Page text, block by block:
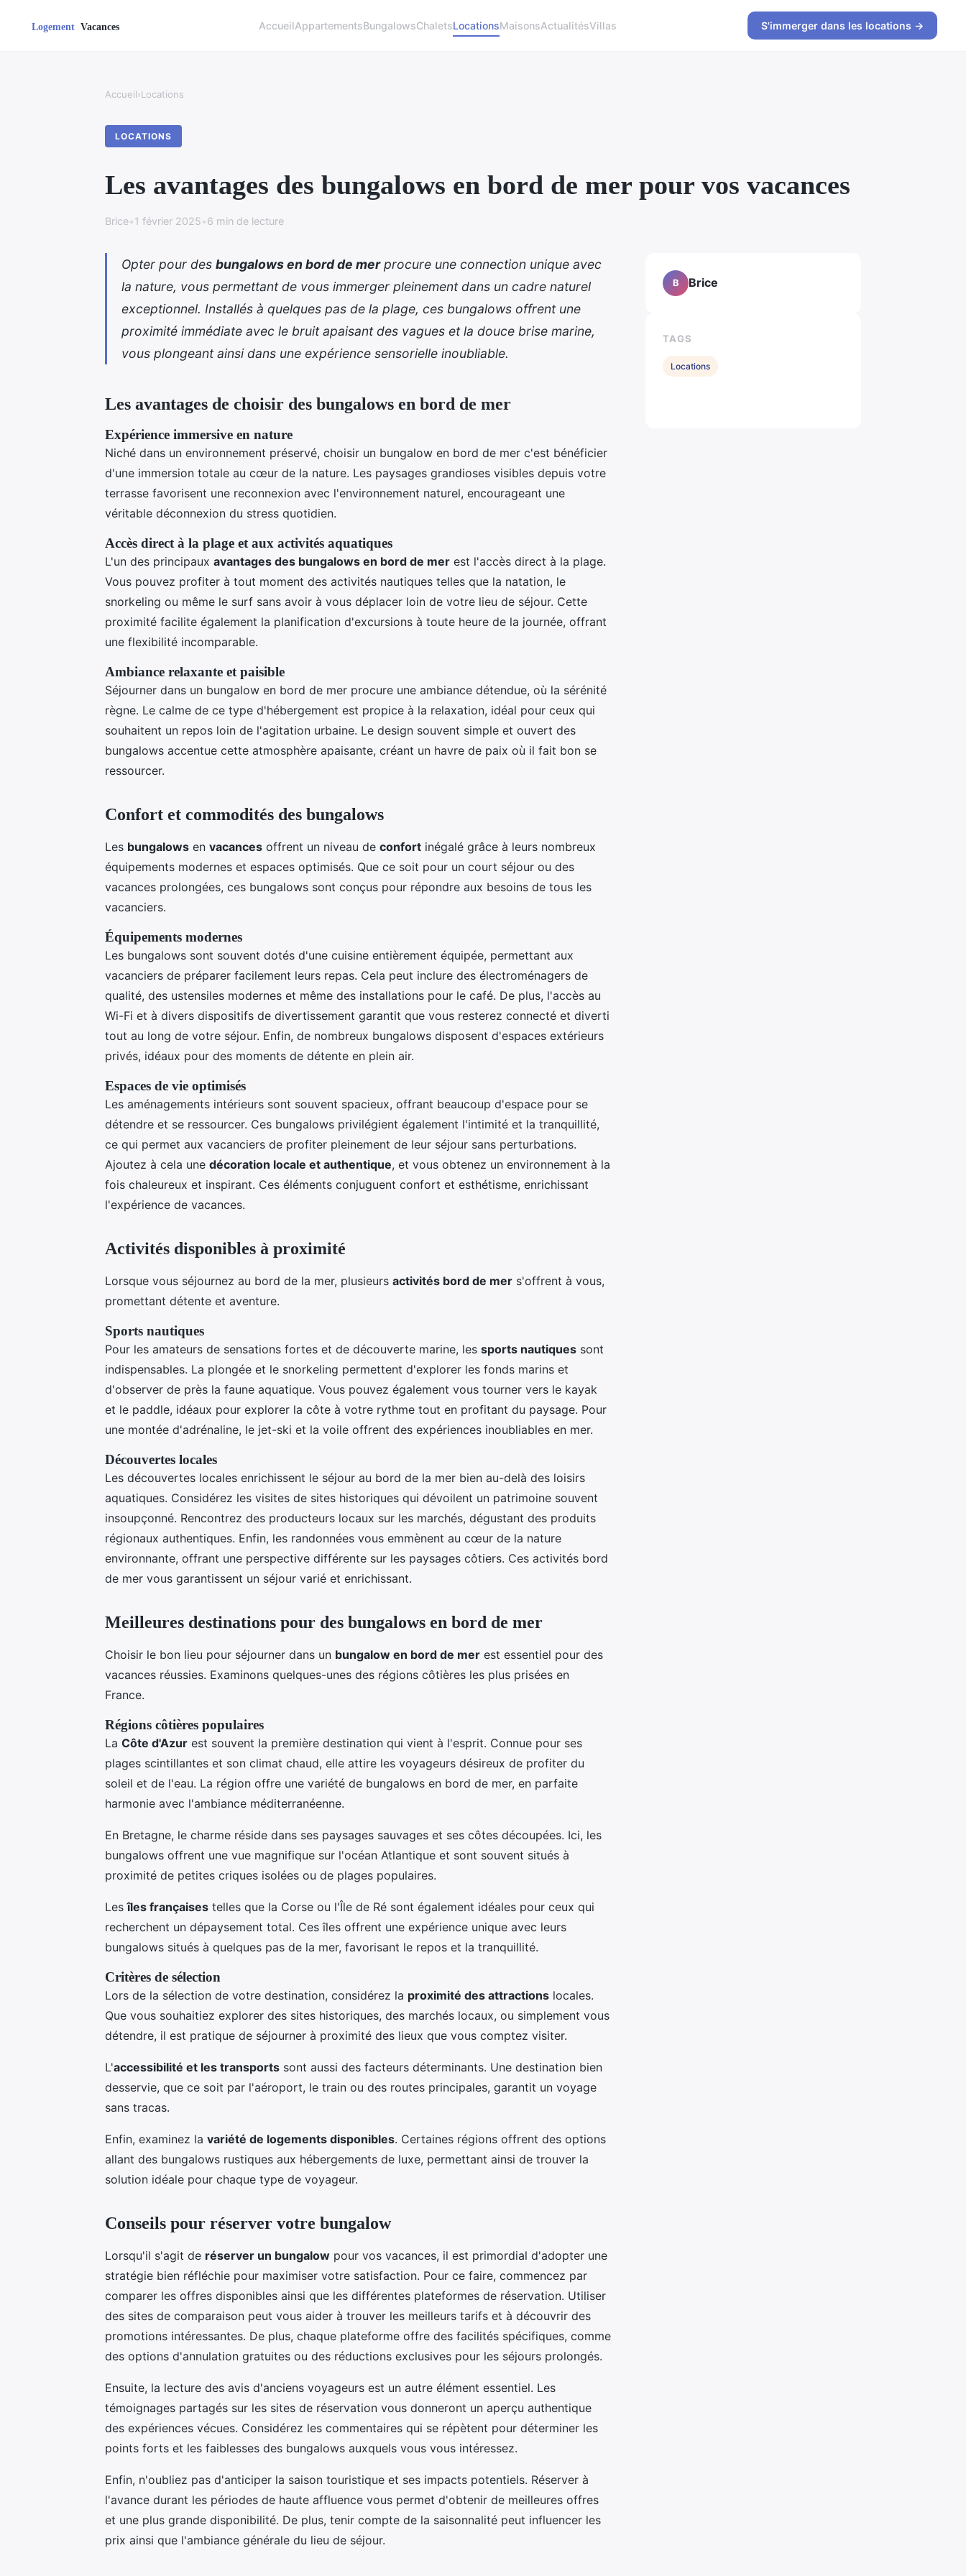
AccueilAppartementsBungalowsChaletsLocationsMaisonsActualitésVillas S'immerger dans les locations →
Accueil›Locations
LOCATIONS
Les avantages des bungalows en bord de mer pour vos vacances
Brice•1 février 2025•6 min de lecture
Opter pour des bungalows en bord de merprocure une connection unique avec
la nature, vous permettant de vous immerger pleinement dans un cadre naturel
exceptionnel. Installés à quelques pas de la plage, ces bungalows offrent une
proximité immédiate avec le bruit apaisant des vagues et la douce brise marine,
vous plongeant ainsi dans une expérience sensorielle inoubliable.
Les avantages de choisir des bungalows en bord de mer
Expérience immersive en nature
Niché dans un environnement préservé, choisir un bungalow en bord de mer c'est bénéficier
d'une immersion totale au cœur de la nature. Les paysages grandioses visibles depuis votre
terrasse favorisent une reconnexion avec l'environnement naturel, encourageant une
véritable déconnexion du stress quotidien.
Accès direct à la plage et aux activités aquatiques
L'un des principaux avantages des bungalows en bord de mer est l'accès direct à la plage.
Vous pouvez profiter à tout moment des activités nautiques telles que la natation, le
snorkeling ou même le surf sans avoir à vous déplacer loin de votre lieu de séjour. Cette
proximité facilite également la planification d'excursions à toute heure de la journée, offrant
une flexibilité incomparable.
Ambiance relaxante et paisible
Séjourner dans un bungalow en bord de mer procure une ambiance détendue, où la sérénité
règne. Le calme de ce type d'hébergement est propice à la relaxation, idéal pour ceux qui
souhaitent un repos loin de l'agitation urbaine. Le design souvent simple et ouvert des
bungalows accentue cette atmosphère apaisante, créant un havre de paix où il fait bon se
ressourcer.
Confort et commodités des bungalows
Les bungalows en vacances offrent un niveau de confort inégalé grâce à leurs nombreux
équipements modernes et espaces optimisés. Que ce soit pour un court séjour ou des
vacances prolongées, ces bungalows sont conçus pour répondre aux besoins de tous les
vacanciers.
Équipements modernes
Les bungalows sont souvent dotés d'une cuisine entièrement équipée, permettant aux
vacanciers de préparer facilement leurs repas. Cela peut inclure des électroménagers de
qualité, des ustensiles modernes et même des installations pour le café. De plus, l'accès au
Wi-Fi et à divers dispositifs de divertissement garantit que vous resterez connecté et diverti
tout au long de votre séjour. Enfin, de nombreux bungalows disposent d'espaces extérieurs
privés, idéaux pour des moments de détente en plein air.
Espaces de vie optimisés
Les aménagements intérieurs sont souvent spacieux, offrant beaucoup d'espace pour se
détendre et se ressourcer. Ces bungalows privilégient également l'intimité et la tranquillité,
ce qui permet aux vacanciers de profiter pleinement de leur séjour sans perturbations.
Ajoutez à cela une décoration locale et authentique, et vous obtenez un environnement à la
fois chaleureux et inspirant. Ces éléments conjuguent confort et esthétisme, enrichissant
l'expérience de vacances.
Activités disponibles à proximité
Lorsque vous séjournez au bord de la mer, plusieurs activités bord de mer s'offrent à vous,
promettant détente et aventure.
Sports nautiques
Pour les amateurs de sensations fortes et de découverte marine, les sports nautiques sont
indispensables. La plongée et le snorkeling permettent d'explorer les fonds marins et
d'observer de près la faune aquatique. Vous pouvez également vous tourner vers le kayak
et le paddle, idéaux pour explorer la côte à votre rythme tout en profitant du paysage. Pour
une montée d'adrénaline, le jet-ski et la voile offrent des expériences inoubliables en mer.
Découvertes locales
Les découvertes locales enrichissent le séjour au bord de la mer bien au-delà des loisirs
aquatiques. Considérez les visites de sites historiques qui dévoilent un patrimoine souvent
insoupçonné. Rencontrez des producteurs locaux sur les marchés, dégustant des produits
régionaux authentiques. Enfin, les randonnées vous emmènent au cœur de la nature
environnante, offrant une perspective différente sur les paysages côtiers. Ces activités bord
de mer vous garantissent un séjour varié et enrichissant.
Meilleures destinations pour des bungalows en bord de mer
Choisir le bon lieu pour séjourner dans un bungalow en bord de mer est essentiel pour des
vacances réussies. Examinons quelques-unes des régions côtières les plus prisées en
France.
Régions côtières populaires
La Côte d'Azur est souvent la première destination qui vient à l'esprit. Connue pour ses
plages scintillantes et son climat chaud, elle attire les voyageurs désireux de profiter du
soleil et de l'eau. La région offre une variété de bungalows en bord de mer, en parfaite
harmonie avec l'ambiance méditerranéenne.
En Bretagne, le charme réside dans ses paysages sauvages et ses côtes découpées. Ici, les
bungalows offrent une vue magnifique sur l'océan Atlantique et sont souvent situés à
proximité de petites criques isolées ou de plages populaires.
Lesîles françaises telles que la Corse ou l'Île de Ré sont également idéales pour ceux qui
recherchent un dépaysement total. Ces îles offrent une expérience unique avec leurs
bungalows situés à quelques pas de la mer, favorisant le repos et la tranquillité.
Critères de sélection
Lors de la sélection de votre destination, considérez la proximité des attractions locales.
Que vous souhaitiez explorer des sites historiques, des marchés locaux, ou simplement vous
détendre, il est pratique de séjourner à proximité des lieux que vous comptez visiter.
L'accessibilité et les transports sont aussi des facteurs déterminants. Une destination bien
desservie, que ce soit par l'aéroport, le train ou des routes principales, garantit un voyage
sans tracas.
Enfin, examinez la variété de logements disponibles. Certaines régions offrent des options
allant des bungalows rustiques aux hébergements de luxe, permettant ainsi de trouver la
solution idéale pour chaque type de voyageur.
Conseils pour réserver votre bungalow
Lorsqu'il s'agit de réserver un bungalow pour vos vacances, il est primordial d'adopter une
stratégie bien réfléchie pour maximiser votre satisfaction. Pour ce faire, commencez par
comparer les offres disponibles ainsi que les différentes plateformes de réservation. Utiliser
des sites de comparaison peut vous aider à trouver les meilleurs tarifs et à découvrir des
promotions intéressantes. De plus, chaque plateforme offre des facilités spécifiques, comme
des options d'annulation gratuites ou des réductions exclusives pour les séjours prolongés.
Ensuite, la lecture des avis d'anciens voyageurs est un autre élément essentiel. Les
témoignages partagés sur les sites de réservation vous donneront un aperçu authentique
des expériences vécues. Considérez les commentaires qui se répètent pour déterminer les
points forts et les faiblesses des bungalows auxquels vous vous intéressez.
Enfin, n'oubliez pas d'anticiper la saison touristique et ses impacts potentiels. Réserver à
l'avance durant les périodes de haute affluence vous permet d'obtenir de meilleures offres
et une plus grande disponibilité. De plus, tenir compte de la saisonnalité peut influencer les
prix ainsi que l'ambiance générale du lieu de séjour.
B Brice
TAGS
Locations